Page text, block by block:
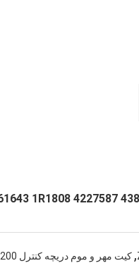
, کیت مهر و موم دریچه کنترل PC200